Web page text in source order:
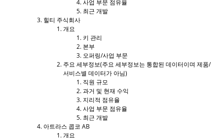
사업 부문 점유율
최근 개발
힐티 주식회사
개요
키 관리
본부
오퍼링/사업 부문
주요 세부정보(주요 세부정보는 통합된 데이터이며 제품/
서비스별 데이터가 아님)
직원 규모
과거 및 현재 수익
지리적 점유율
사업 부문 점유율
최근 개발
아트라스 콥코 AB
개요